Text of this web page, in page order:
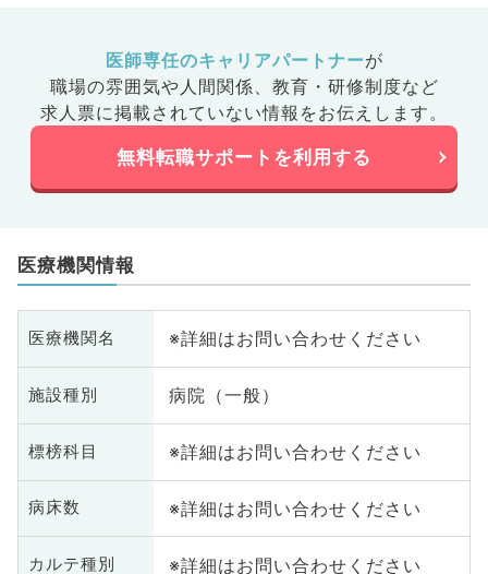
医師専任のキャリアパートナーが
職場の雰囲気や人間関係、 教育・研修制度など
求人票に掲載されていない情報をお伝えします。
無料転職サポートを利用する
医療機関情報
医療機関名 ※詳細はお問い合わせください
施設種別 病院（一般）
標榜科目 ※詳細はお問い合わせください
病床数 ※詳細はお問い合わせください
カルテ種別 ※詳細はお問い合わせください